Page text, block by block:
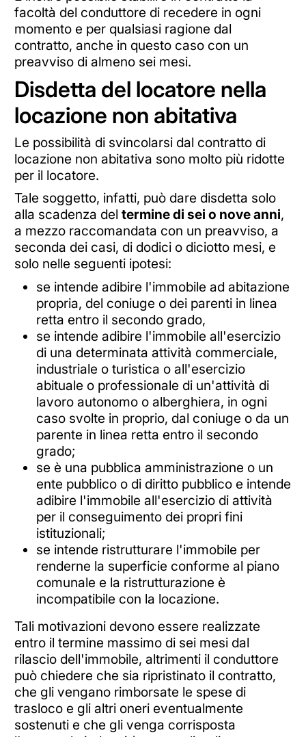
facoltà del conduttore di recedere in ogni
momento e per qualsiasi ragione dal
contratto, anche in questo caso con un
preavviso di almeno sei mesi.
Disdetta del locatore nella
locazione non abitativa
Le possibilità di svincolarsi dal contratto di
locazione non abitativa sono molto più ridotte
per il locatore.
Tale soggetto, infatti, può dare disdetta solo
alla scadenza del termine di sei o nove anni,
a mezzo raccomandata con un preavviso, a
seconda dei casi, di dodici o diciotto mesi, e
solo nelle seguenti ipotesi:
se intende adibire l'immobile ad abitazione
propria, del coniuge o dei parenti in linea
retta entro il secondo grado,
se intende adibire l'immobile all'esercizio
di una determinata attività commerciale,
industriale o turistica o all'esercizio
abituale o professionale di un'attività di
lavoro autonomo o alberghiera, in ogni
caso svolte in proprio, dal coniuge o da un
parente in linea retta entro il secondo
grado;
se è una pubblica amministrazione o un
ente pubblico o di diritto pubblico e intende
adibire l'immobile all'esercizio di attività
per il conseguimento dei propri fini
istituzionali;
se intende ristrutturare l'immobile per
renderne la superficie conforme al piano
comunale e la ristrutturazione è
incompatibile con la locazione.
Tali motivazioni devono essere realizzate
entro il termine massimo di sei mesi dal
rilascio dell'immobile, altrimenti il conduttore
può chiedere che sia ripristinato il contratto,
che gli vengano rimborsate le spese di
trasloco e gli altri oneri eventualmente
sostenuti e che gli venga corrisposta